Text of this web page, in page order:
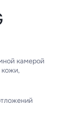
камерой
кожи,